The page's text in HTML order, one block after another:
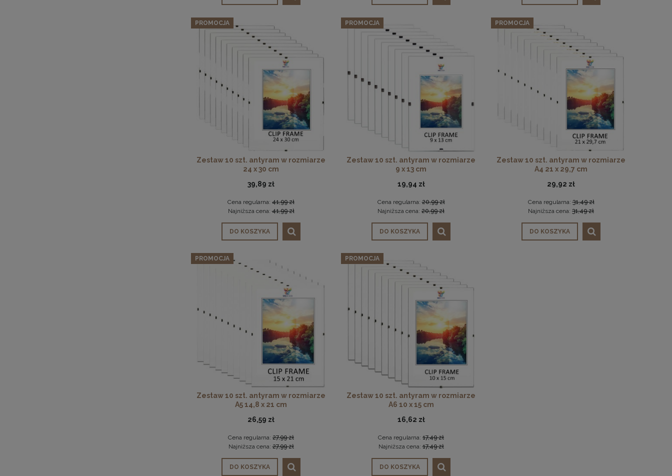
Zestaw 10 szt. antyram w rozmiarze
24 x 30 cm
39,89 zł
Cena regularna: 41,99 zł
Najniższa cena:41,99 zł
DO KOSZYKA
PROMOCJA
Zestaw 10 szt. antyram w rozmiarze
9 x 13 cm
19,94 zł
Cena regularna:20,99 zł
Najniższa cena: 20,99 zł
DO KOSZYKA
PROMOCJA
Zestaw 10 szt. antyram w rozmiarze
A4 21 x 29,7 cm
29,92 zł
Cena regularna:31,49 zł
Najniższa cena: 31,49 zł
DO KOSZYKA
PROMOCJA
Zestaw 10 szt. antyram w rozmiarze
A5 14,8 x 21 cm
26,59 zł
Cena regularna: 27,99 zł
Najniższa cena:27,99 zł
DO KOSZYKA
PROMOCJA
Zestaw 10 szt. antyram w rozmiarze
A6 10 x 15 cm
16,62 zł
Cena regularna: 17,49 zł
Najniższa cena:17,49 zł
DO KOSZYKA
PROMOCJA